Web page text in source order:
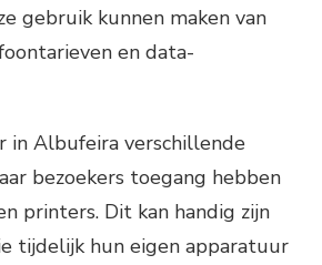
gebruik kunnen maken van
en data-
in Albufeira verschillende
bezoekers toegang hebben
printers. Dit kan handig zijn
tijdelijk hun eigen apparatuur